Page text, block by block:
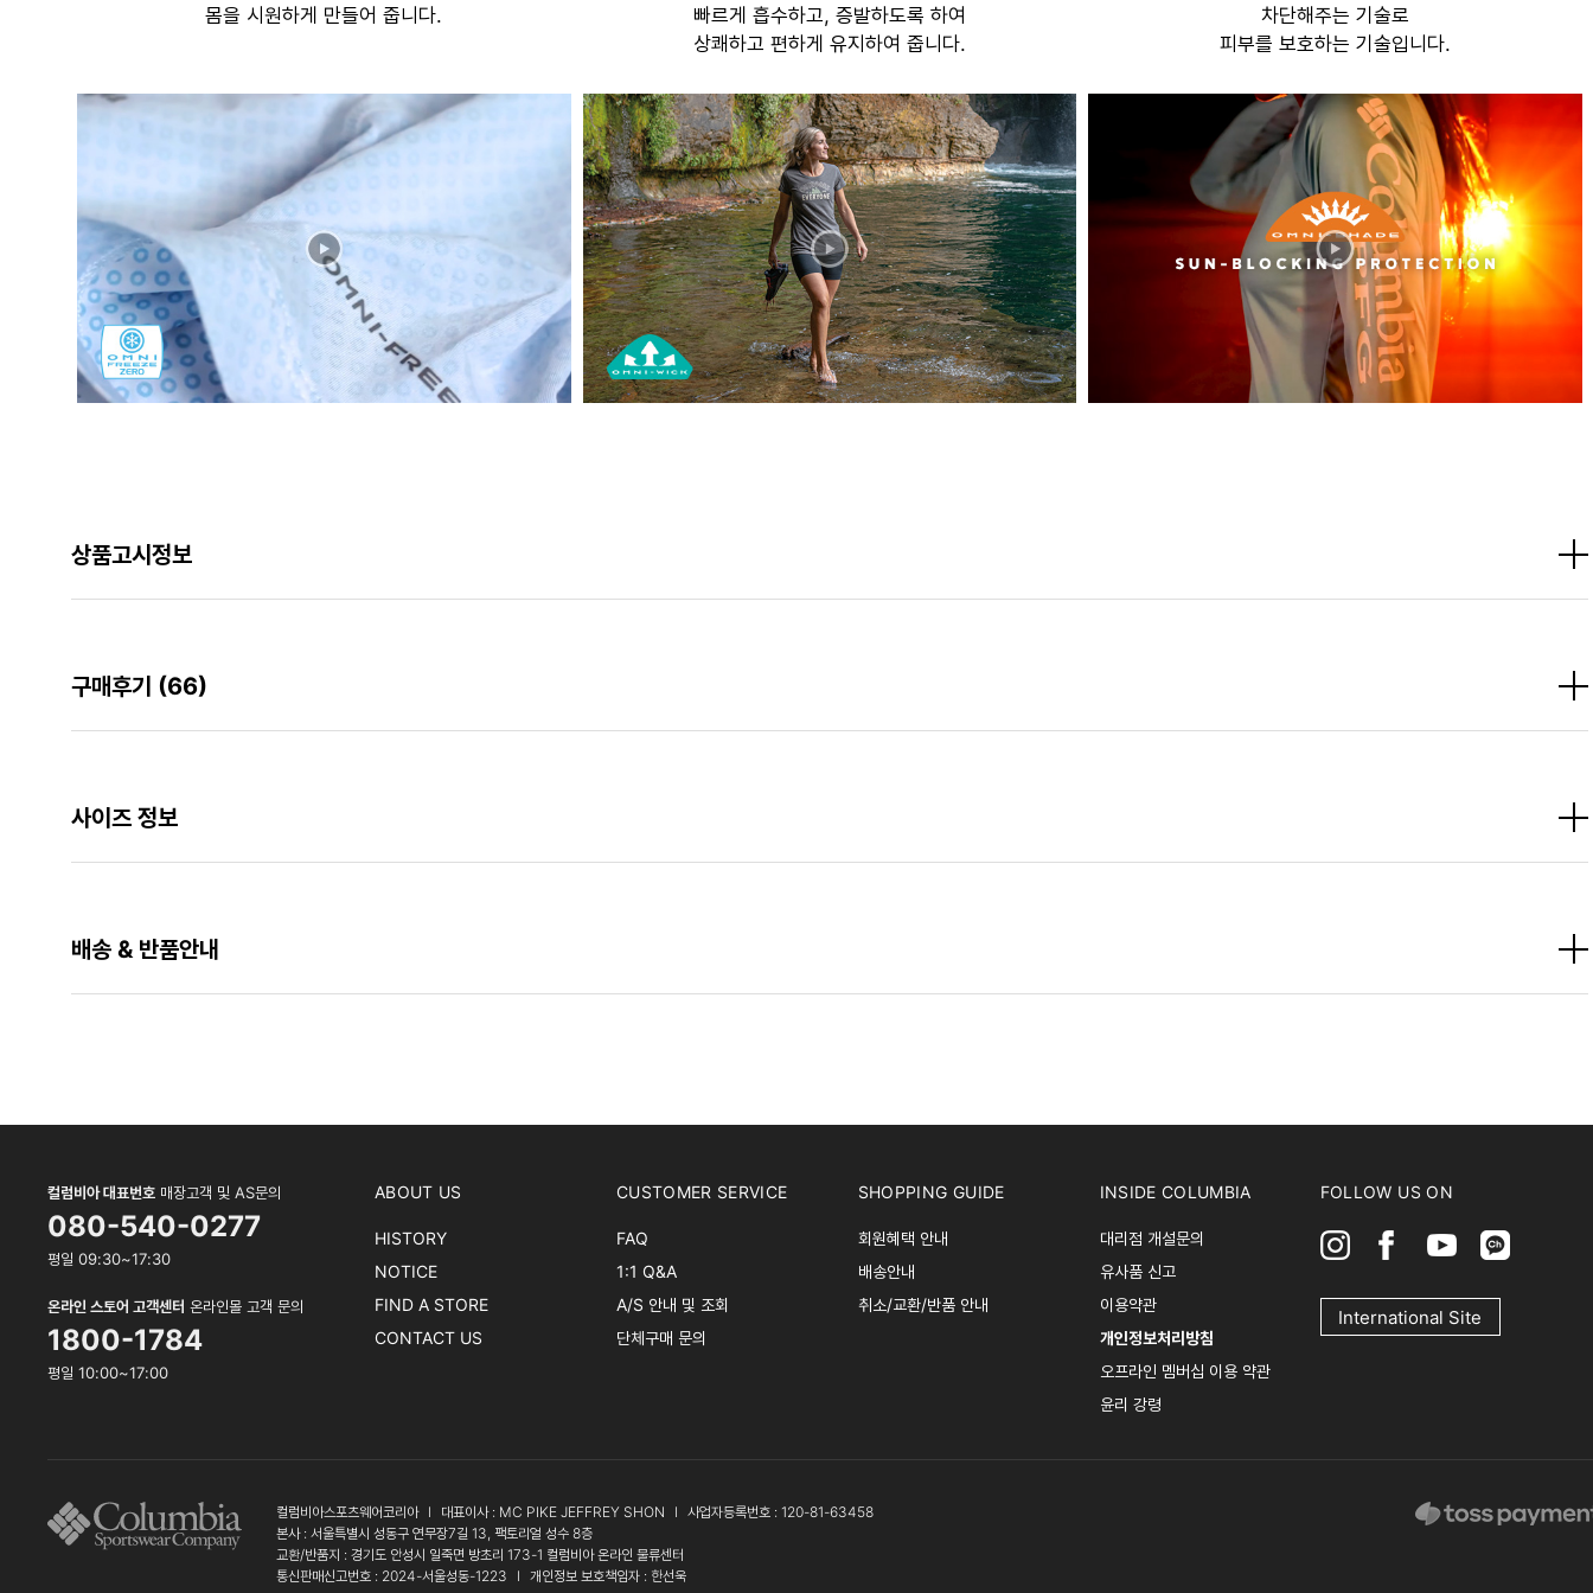
몸을 시원하게 만들어 줍니다.
빠르게 흡수하고, 증발하도록 하여
상쾌하고 편하게 유지하여 줍니다.
차단해주는 기술로
피부를 보호하는 기술입니다.
상품고시정보
구매후기 (66)
사이즈 정보
배송 & 반품안내
컬럼비아 대표번호 매장고객 및 AS문의
080-540-0277
평일 09:30~17:30
온라인 스토어 고객센터 온라인몰 고객 문의
1800-1784
평일 10:00~17:00
ABOUT US
HISTORY
NOTICE
FIND A STORE
CONTACT US
CUSTOMER SERVICE
FAQ
1:1 Q&A
A/S 안내 및 조회
단체구매 문의
SHOPPING GUIDE
회원혜택 안내
배송안내
취소/교환/반품 안내
INSIDE COLUMBIA
대리점 개설문의
유사품 신고
이용약관
개인정보처리방침
오프라인 멤버십 이용 약관
윤리 강령
FOLLOW US ON
International Site
컬럼비아스포츠웨어코리아 l 대표이사 : MC PIKE JEFFREY SHON l
사업자등록번호 : 120-81-63458
본사 : 서울특별시 성동구 연무장7길 13, 팩토리얼 성수 8층
교환/반품지 : 경기도 안성시 일죽면 방초리 173-1 컬럼비아 온라인 물류센터
통신판매신고번호 : 2024-서울성동-1223
l 개인정보 보호책임자 : 한선욱